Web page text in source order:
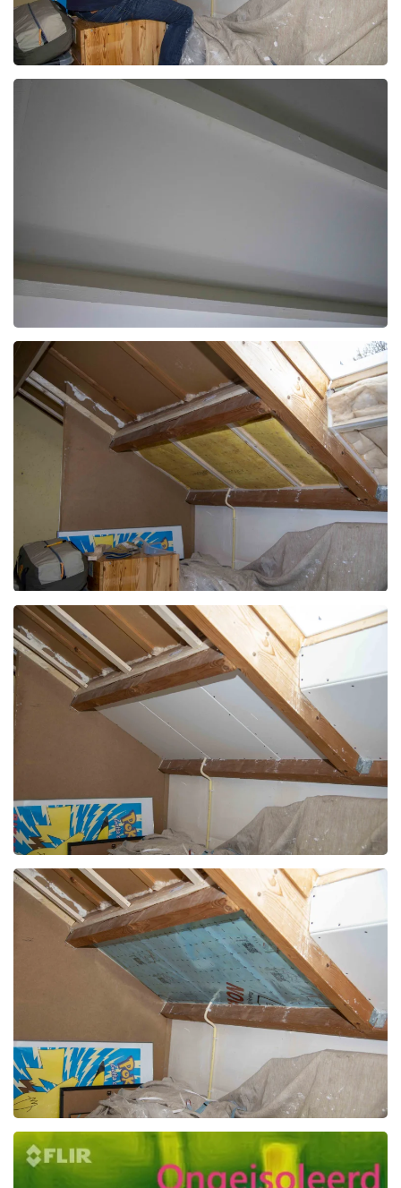
Foto bekijken
Foto bekijken
Foto bekijken